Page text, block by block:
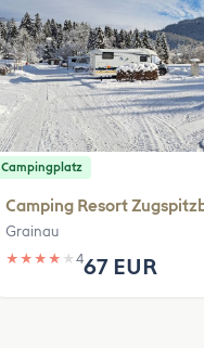
Campingplatz
Camping Resort
Grainau
★ ★ ★ ★ ★ 467 EUR